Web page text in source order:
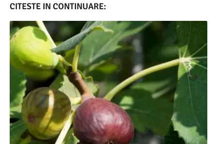
CITESTE IN CONTINUARE: